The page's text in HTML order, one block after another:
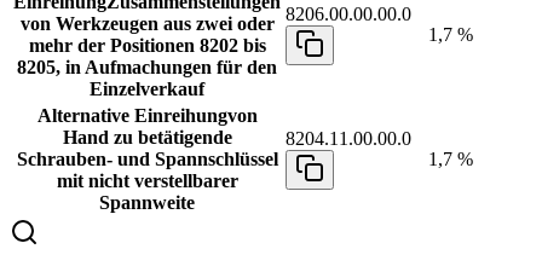
von Werkzeugen aus zwei oder
mehr der Positionen 8202 bis
8205, in Aufmachungen für den
Einzelverkauf
8206.00.00.00.0
1,7 %
Alternative Einreihungvon
Hand zu betätigende
Schrauben- und Spannschlüssel
mit nicht verstellbarer
Spannweite
8204.11.00.00.0
1,7 %